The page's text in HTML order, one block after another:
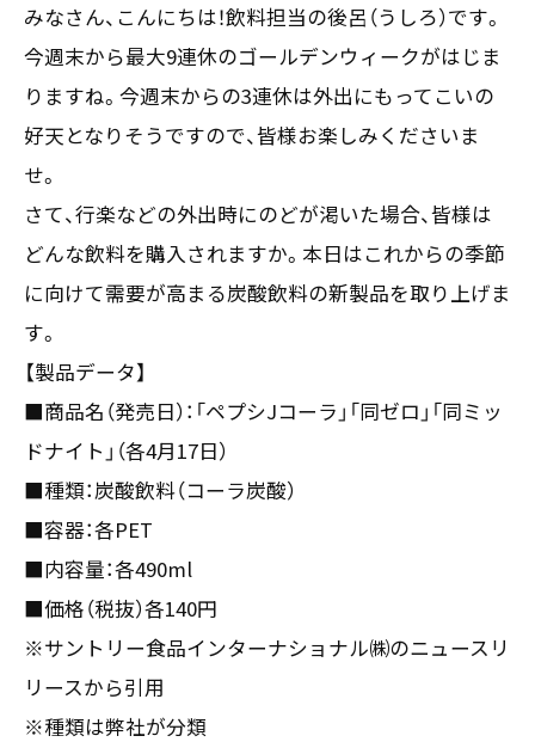
大阪市西区新町2-4-2 なにわ筋SIAビル［Map
TEL 06-6538-5358（代表）
Mail form
［ 9:00-17:00 土日祝除く ］
TPCジャーナル
みなさん、こんにちは！飲料担当の後呂（うしろ）です。
今週末から最大9連休のゴールデンウィークがはじま
りますね。今週末からの3連休は外出にもってこいの
好天となりそうですので、皆様お楽しみくださいま
せ。
さて、行楽などの外出時にのどが渇いた場合、皆様は
どんな飲料を購入されますか。本日はこれからの季節
に向けて需要が高まる炭酸飲料の新製品を取り上げま
す。
【製品データ】
■商品名（発売日）：「ペプシJコーラ」「同ゼロ」「同ミッ
ドナイト」（各4月17日）
■種類：炭酸飲料（コーラ炭酸）
■容器：各PET
■内容量：各490ml
■価格（税抜）各140円
※サントリー食品インターナショナル㈱のニュースリ
リースから引用
※種類は弊社が分類